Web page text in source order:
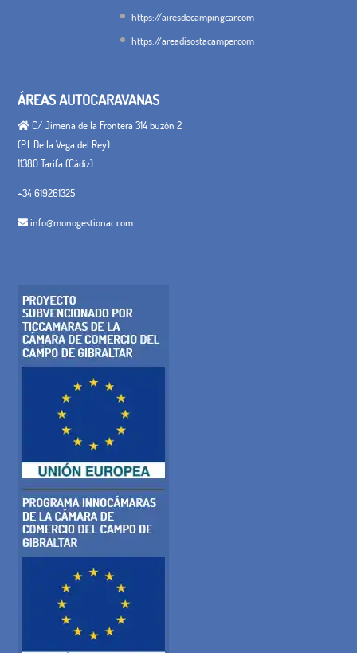
https://airesdecampingcar.com
https://areadisostacamper.com
ÁREAS AUTOCARAVANAS
C/ Jimena de la Frontera 314 buzón 2
(P.I. De la Vega del Rey)
11380 Tarifa (Cádiz)
+34 619261325
info@monogestionac.com